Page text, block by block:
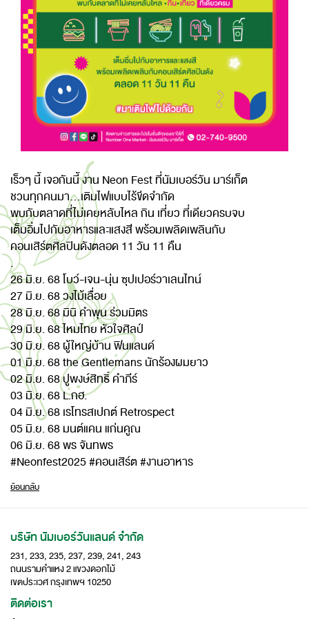
เร็วๆ นี้ เจอกันนี้ งาน Neon Fest ที่นัมเบอร์วัน มาร์เก็ต
ชวนทุกคนมา...เติมไฟแบบไร้ขีดจำกัด
พบกับตลาดที่ไม่เคยหลับไหล กิน เที่ยว ที่เดียวครบจบ
เต็มอิ่มไปกับอาหารและแสงสี พร้อมเพลิดเพลินกับ
คอนเสิร์ตศิลปินดังตลอด 11 วัน 11 คืน
.
26 มิ.ย. 68 โบว์-เจน-นุ่น ซุปเปอร์วาเลนไทน์​
27 มิ.ย. 68 วงไม้เลื่อย​
28 มิ.ย. 68 มินิ คำพุน ร่วมมิตร​
29 มิ.ย. 68 ไหมไทย หัวใจศิลป์​
30 มิ.ย. 68 ผู้ใหญ่บ้าน ฟินแลนด์​
01 มิ.ย. 68 the Gentlemans นักร้องผมยาว​
02 มิ.ย. 68 ปูพงษ์สิทธิ์ คำภีร์​
03 มิ.ย. 68 L.กฮ.​
04 มิ.ย. 68 เรโทรสเปกต์ Retrospect​
05 มิ.ย. 68 มนต์แคน แก่นคูณ​
06 มิ.ย. 68 พร จันทพร
#Neonfest2025 #คอนเสิร์ต #งานอาหาร
ย้อนกลับ
บริษัท นัมเบอร์วันแลนด์ จำกัด
231, 233, 235, 237, 239, 241, 243
ถนนรามคำแหง 2 แขวงดอกไม้
เขตประเวศ กรุงเทพฯ 10250
ติดต่อเรา